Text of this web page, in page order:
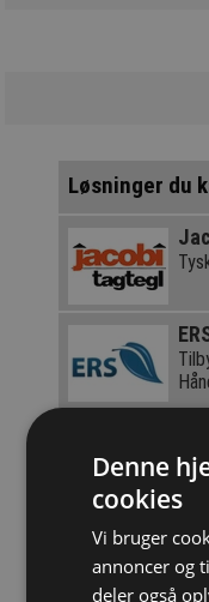
Løsninger du
Denne
cookies
Vi bruger
annoncer og
deler også